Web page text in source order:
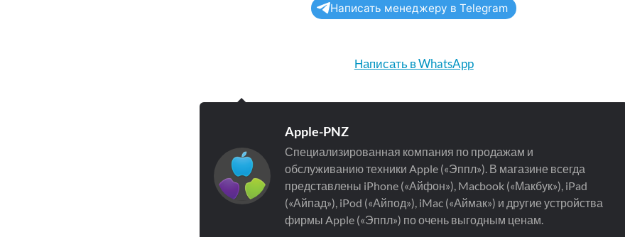
Написать менеджеру в Telegram
Написать в WhatsApp
Apple-PNZ
Специализированная компания по продажам и
обслуживанию техники Apple («Эппл»). В магазине всегда
представлены iPhone («Айфон»), Macbook («Макбук»), iPad
(«Айпад»), iPod («Айпод»), iMac («Аймак») и другие устройства
фирмы Apple («Эппл») по очень выгодным ценам.